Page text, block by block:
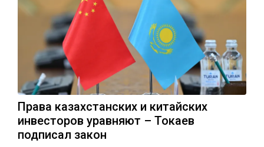
Права казахстанских и китайских
инвесторов уравняют – Токаев
подписал закон